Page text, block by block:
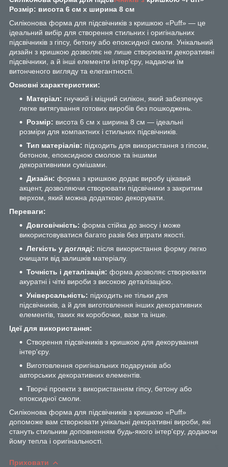
Розмір: висота 6 см x ширина 8 см
Силіконова форма для підсвічників з кришкою «Puff» — це
ідеальний вибір для створення стильних і оригінальних
підсвічників з гіпсу, бетону або епоксидної смоли. Унікальний
дизайн з кришкою дозволяє не лише створювати декоративні
підсвічники, а й інші елементи інтер'єру, надаючи їм
витонченого вигляду та елегантності.
Основні характеристики:
Матеріал: гнучкий і міцний силікон, який забезпечує
легке витягування готових виробів без пошкоджень.
Розмір: висота 6 см x ширина 8 см — ідеальні
розміри для компактних і стильних підсвічників.
Тип матеріалів: підходить для використання з гіпсом,
бетоном, епоксидною смолою та іншими
декоративними сумішами.
Дизайн: форма з кришкою додає виробу цікавий
акцент, дозволяючи створювати підсвічники з закритим
верхом, який можна додатково декорувати.
Переваги:
Довговічність: форма стійка до зносу і може
використовуватися багато разів без втрати якості.
Легкість у догляді: після використання форму легко
очищати від залишків матеріалу.
Точність і деталізація: форма дозволяє створювати
акуратні і чіткі вироби з високою деталізацією.
Універсальність: підходить не тільки для
підсвічників, а й для виготовлення інших декоративних
елементів, таких як коробочки, вази та інше.
Ідеї для використання:
Створення підсвічників з кришкою для декорування
інтер'єру.
Виготовлення оригінальних подарунків або
авторських декоративних елементів.
Творчі проекти з використанням гіпсу, бетону або
епоксидної смоли.
Силіконова форма для підсвічників з кришкою «Puff»
допоможе вам створювати унікальні декоративні вироби, які
стануть стильним доповненням будь-якого інтер'єру, додаючи
йому тепла і оригінальності.
Приховати